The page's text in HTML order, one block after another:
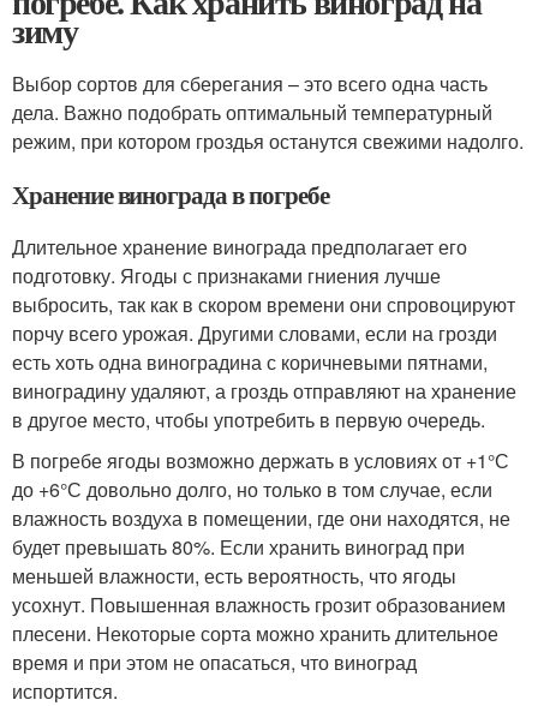
зиму
Выбор сортов для сберегания – это всего одна часть
дела. Важно подобрать оптимальный температурный
режим, при котором гроздья останутся свежими надолго.
Хранение винограда в погребе
Длительное хранение винограда предполагает его
подготовку. Ягоды с признаками гниения лучше
выбросить, так как в скором времени они спровоцируют
порчу всего урожая. Другими словами, если на грозди
есть хоть одна виноградина с коричневыми пятнами,
виноградину удаляют, а гроздь отправляют на хранение
в другое место, чтобы употребить в первую очередь.
В погребе ягоды возможно держать в условиях от +1°С
до +6°С довольно долго, но только в том случае, если
влажность воздуха в помещении, где они находятся, не
будет превышать 80%. Если хранить виноград при
меньшей влажности, есть вероятность, что ягоды
усохнут. Повышенная влажность грозит образованием
плесени. Некоторые сорта можно хранить длительное
время и при этом не опасаться, что виноград
испортится.